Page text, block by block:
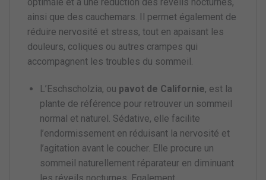
ainsi que des cauchemars. Il permet également de
réduire nervosité et stress, tout en apaisant les
douleurs, coliques ou autres crampes qui
accompagnent les troubles du sommeil.
L’Eschscholzia, ou pavot de Californie, est la
plante de référence pour retrouver un sommeil
normal et naturel. Sédative, elle facilite
l’endormissement en réduisant la nervosité et
l’agitation avant le coucher. Elle procure un
sommeil naturellement réparateur en diminuant